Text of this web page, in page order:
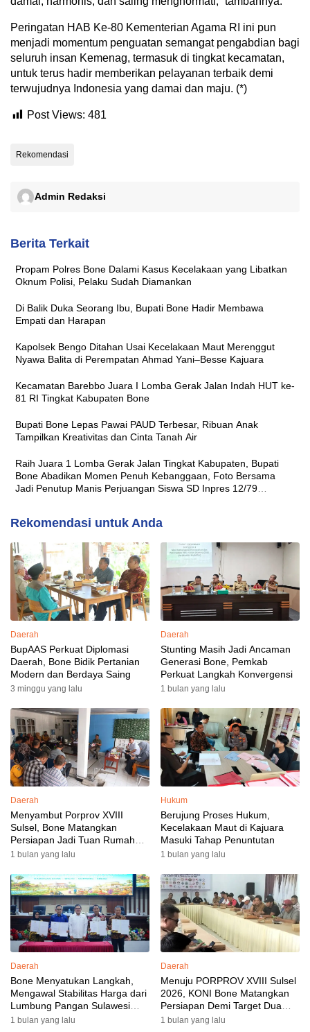
Peringatan HAB Ke-80 Kementerian Agama RI ini pun
menjadi momentum penguatan semangat pengabdian bagi
seluruh insan Kemenag, termasuk di tingkat kecamatan,
untuk terus hadir memberikan pelayanan terbaik demi
terwujudnya Indonesia yang damai dan maju. (*)
Post Views: 481
Rekomendasi
Admin Redaksi
Berita Terkait
Propam Polres Bone Dalami Kasus Kecelakaan yang Libatkan
Oknum Polisi, Pelaku Sudah Diamankan
Di Balik Duka Seorang Ibu, Bupati Bone Hadir Membawa
Empati dan Harapan
Kapolsek Bengo Ditahan Usai Kecelakaan Maut Merenggut
Nyawa Balita di Perempatan Ahmad Yani–Besse Kajuara
Kecamatan Barebbo Juara I Lomba Gerak Jalan Indah HUT ke-
81 RI Tingkat Kabupaten Bone
Bupati Bone Lepas Pawai PAUD Terbesar, Ribuan Anak
Tampilkan Kreativitas dan Cinta Tanah Air
Raih Juara 1 Lomba Gerak Jalan Tingkat Kabupaten, Bupati
Bone Abadikan Momen Penuh Kebanggaan, Foto Bersama
Jadi Penutup Manis Perjuangan Siswa SD Inpres 12/79
Rekomendasi untuk Anda
Daerah
BupAAS Perkuat Diplomasi
Daerah, Bone Bidik Pertanian
Modern dan Berdaya Saing
3 minggu yang lalu
Daerah
Stunting Masih Jadi Ancaman
Generasi Bone, Pemkab
Perkuat Langkah Konvergensi
1 bulan yang lalu
Daerah
Menyambut Porprov XVIII
Sulsel, Bone Matangkan
Persiapan Jadi Tuan Rumah
yang Berkesan: Wakil Bupati
Targetkan Venue dan
Akomodasi Rampung
1 bulan yang lalu
Hukum
Berujung Proses Hukum,
Kecelakaan Maut di Kajuara
Masuki Tahap Penuntutan
1 bulan yang lalu
Daerah
Bone Menyatukan Langkah,
Mengawal Stabilitas Harga dari
Lumbung Pangan Sulawesi
Selatan
1 bulan yang lalu
Daerah
Menuju PORPROV XVIII Sulsel
2026, KONI Bone Matangkan
Persiapan Demi Target Dua
Besar
1 bulan yang lalu